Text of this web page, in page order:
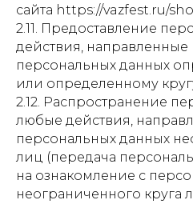
сайта https://vazfest.ru/
2.11. Предоставление
действия, направленные
персональных данных
или определенному
2.12. Распространение
любые действия,
персональных данных
лиц (передача
на ознакомление с
неограниченного круга